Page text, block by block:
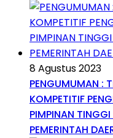
8 Agustus 2023
PENGUMUMAN :
KOMPETITIF
PIMPINAN
PEMERINTAH